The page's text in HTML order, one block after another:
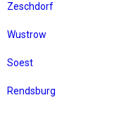
Zeschdorf
Wustrow
Soest
Rendsburg